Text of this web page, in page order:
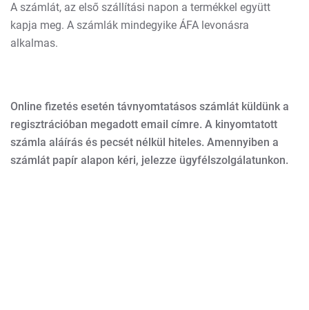
A számlát, az első szállítási napon a termékkel együtt
kapja meg. A számlák mindegyike ÁFA levonásra
alkalmas.
Online fizetés esetén távnyomtatásos számlát küldünk a
regisztrációban megadott email címre. A kinyomtatott
számla aláírás és pecsét nélkül hiteles. Amennyiben a
számlát papír alapon kéri, jelezze ügyfélszolgálatunkon.